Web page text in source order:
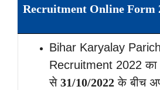
Recruitment Online Form
Bihar Karyalay
Recruitment 2022 का
से 31/10/2022 के बीच